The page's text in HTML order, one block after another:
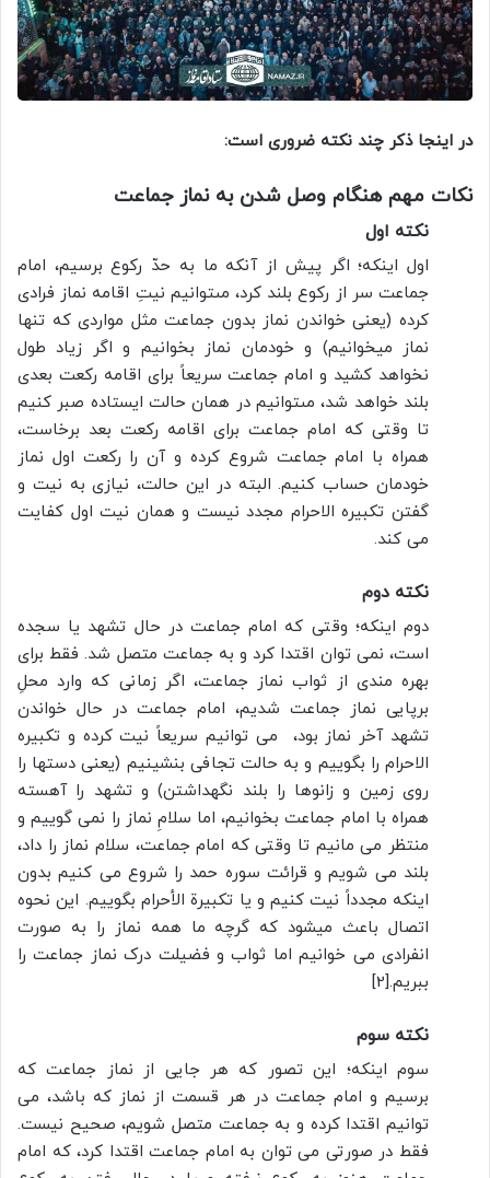
در اینجا ذکر چند نکته ضروری است:
نکات مهم هنگام وصل شدن به نماز جماعت
نکته اول
اول اینکه؛ اگر پیش از آنکه ما به حدّ رکوع برسیم، امام
جماعت سر از رکوع بلند کرد، مى‏توانیم نیتِ اقامه نماز فرادی
کرده (یعنى خواندن نماز بدون جماعت مثل مواردى که تنها
نماز میخوانیم) و خودمان نماز بخوانیم و اگر زیاد طول
نخواهد کشید و امام جماعت سریعاً براى اقامه رکعت بعدی
بلند خواهد شد، مى‏توانیم در همان حالت ایستاده صبر کنیم
تا وقتى که امام جماعت براى اقامه رکعت بعد برخاست،
همراه با امام جماعت شروع کرده و آن را رکعت اول نماز
خودمان حساب کنیم. البته در این حالت، نیازی به نیت و
گفتن تکبیره الاحرام مجدد نیست و همان نیت اول کفایت
می کند.
نکته دوم
دوم اینکه؛ وقتی که امام جماعت در حال تشهد یا سجده
است، نمی توان اقتدا کرد و به جماعت متصل شد. فقط برای
بهره مندی از ثواب نماز جماعت، اگر زمانی که وارد محلِ
برپایی نماز جماعت شدیم، امام جماعت در حال خواندن
تشهد آخر نماز بود، می توانیم سریعاً نیت کرده و تکبیره
الاحرام را بگوییم و به حالت تجافى بنشینیم (یعنى دست‏ها را
روى زمین و زانوها را بلند نگهداشتن) و تشهد را آهسته
همراه با امام جماعت بخوانیم، اما سلامِ نماز را نمی گوییم و
منتظر می مانیم تا وقتى که امام جماعت، سلام نماز را داد،
بلند می شویم و قرائت سوره حمد را شروع می کنیم بدون
اینکه مجدداً نیت کنیم و یا تکبیرة الأحرام بگوییم. این نحوه
اتصال باعث میشود که گرچه ما همه نماز را به صورت
انفرادی می خوانیم اما ثواب و فضیلت درک نماز جماعت را
ببریم.[2]
نکته سوم
سوم اینکه؛ این تصور که هر جایی از نماز جماعت که
برسیم و امام جماعت در هر قسمت از نماز که باشد، می
توانیم اقتدا کرده و به جماعت متصل شویم، صحیح نیست.
فقط در صورتی می توان به امام جماعت اقتدا کرد، که امام